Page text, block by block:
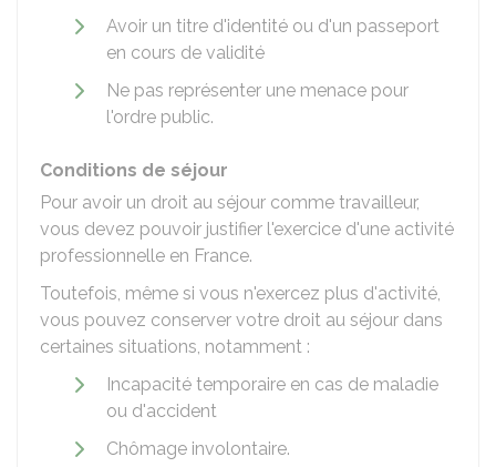
Avoir un titre d'identité ou d'un passeport
en cours de validité
Ne pas représenter une menace pour
l'ordre public.
Conditions de séjour
Pour avoir un droit au séjour comme travailleur,
vous devez pouvoir justifier l'exercice d'une activité
professionnelle en France.
Toutefois, même si vous n'exercez plus d'activité,
vous pouvez conserver votre droit au séjour dans
certaines situations, notamment :
Incapacité temporaire en cas de maladie
ou d'accident
Chômage involontaire.